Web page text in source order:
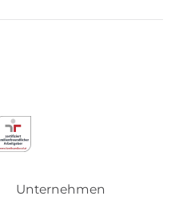
Unternehmen